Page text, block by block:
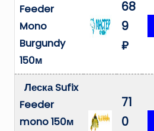
Feeder
Mono
Burgundy
150м
68
9
₽
Леска Sufix
Feeder
mono 150м
71
0